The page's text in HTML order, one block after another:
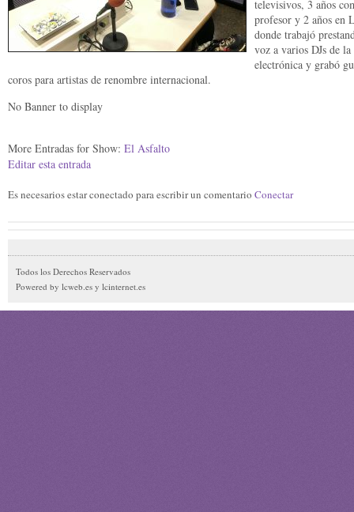
televisivos, 3 años
profesor y 2 años en
donde trabajó
voz a varios DJs de la
electrónica y grabó
coros para artistas de renombre internacional.
No Banner to display
More Entradas for Show: El Asfalto
Editar esta entrada
Es necesarios estar conectado para escribir un comentario Conectar
Todos los Derechos Reservados
Powered by lcweb.es y lcinternet.es